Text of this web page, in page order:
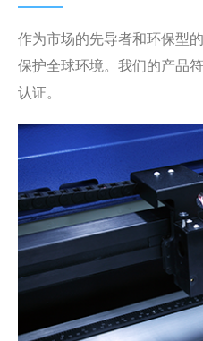
作为市场的先导者和环保型
保护全球环境。我们的产品
认证。